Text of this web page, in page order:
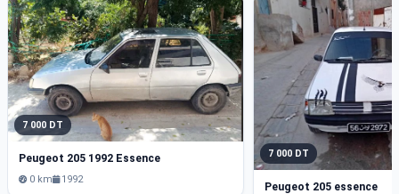
7 000 DT
Peugeot 205 1992 Essence
0 km 1992
7 000 DT
Peugeot 205 essence